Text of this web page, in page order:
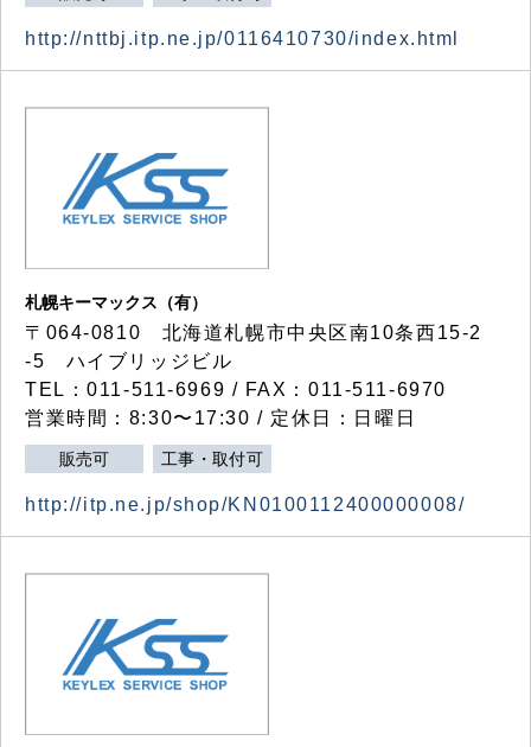
http://nttbj.itp.ne.jp/0116410730/index.html
札幌キーマックス（有）
〒064-0810 北海道札幌市中央区南10条西15-2
-5 ハイブリッジビル
TEL：011-511-6969 / FAX：011-511-6970
営業時間：8:30〜17:30 / 定休日：日曜日
販売可 工事・取付可
http://itp.ne.jp/shop/KN0100112400000008/